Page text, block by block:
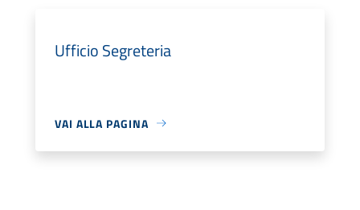
Ufficio Segreteria
VAI ALLA PAGINA